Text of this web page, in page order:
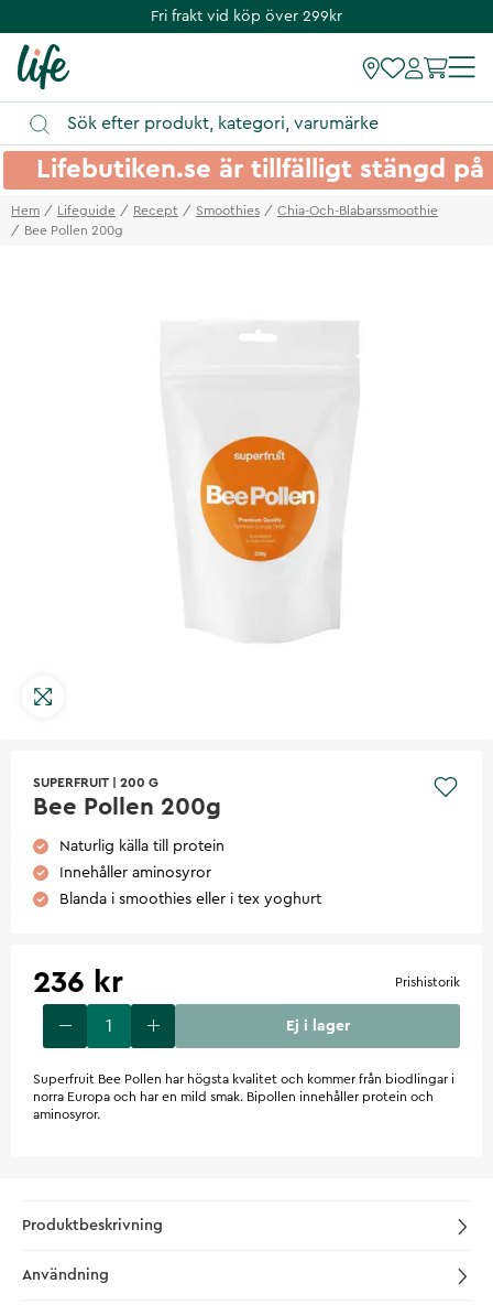
Fri frakt vid köp över 299kr
Lifebutiken.se är tillfälligt stängd
Hem Lifeguide Recept Smoothies
Chia-Och-Blabarssmoothie
Bee Pollen 200g
SUPERFRUIT 200 G
Bee Pollen 200g
Naturlig källa till protein
Innehåller aminosyror
Blanda i smoothies eller i tex yoghurt
236 kr Prishistorik
Ej i lager
Superfruit Bee Pollen har högsta kvalitet och kommer från biodlingar i
norra Europa och har en mild smak. Bipollen innehåller protein och
aminosyror.
Produktbeskrivning
Användning